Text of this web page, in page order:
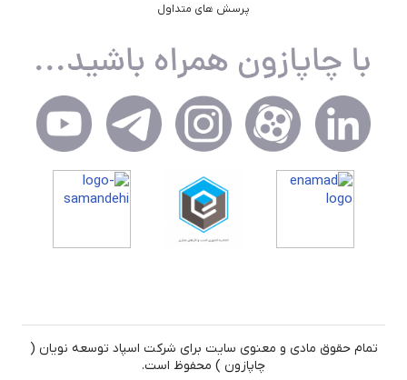
پرسش های متداول
تمام حقوق مادی و معنوی سایت برای شرکت اسپاد توسعه نویان (
چاپازون ) محفوظ است.